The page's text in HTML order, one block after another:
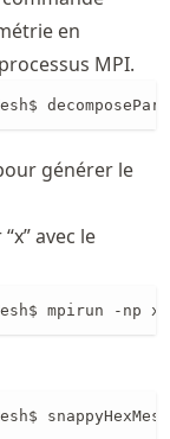
en
MPI.
decomposePar
générer le
avec le
mpirun -np
snappyHexMesh